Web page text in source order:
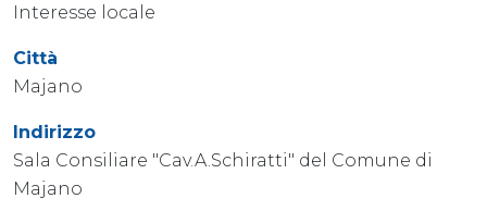
Interesse locale
Città
Majano
Indirizzo
Sala Consiliare "Cav.A.Schiratti" del Comune di
Majano